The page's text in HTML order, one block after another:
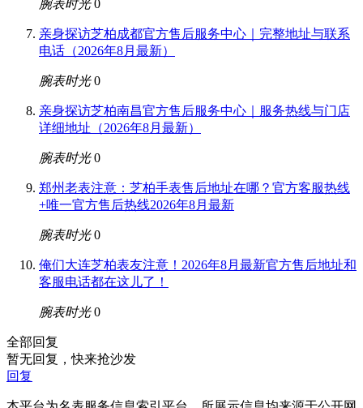
腕表时光 0
亲身探访芝柏成都官方售后服务中心｜完整地址与联系
电话（2026年8月最新）
腕表时光 0
亲身探访芝柏南昌官方售后服务中心｜服务热线与门店
详细地址（2026年8月最新）
腕表时光 0
郑州老表注意：芝柏手表售后地址在哪？官方客服热线
+唯一官方售后热线2026年8月最新
腕表时光 0
俺们大连芝柏表友注意！2026年8月最新官方售后地址和
客服电话都在这儿了！
腕表时光 0
全部回复
暂无回复，快来抢沙发
回复